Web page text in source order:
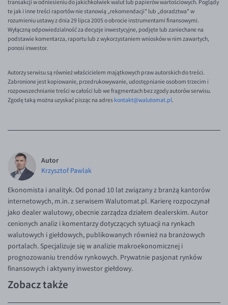
transakcji w odniesieniu do jakichkolwiek walut lub papierów wartościowych. Poglądy
te jak i inne treści raportów nie stanowią „rekomendacji" lub „doradztwa" w
rozumieniu ustawy z dnia 29 lipca 2005 o obrocie instrumentami finansowymi.
Wyłączną odpowiedzialność za decyzje inwestycyjne, podjęte lub zaniechane na
podstawie komentarza, raportu lub z wykorzystaniem wniosków w nim zawartych,
ponosi inwestor.
Autorzy serwisu są również właścicielem majątkowych praw autorskich do treści.
Zabronione jest kopiowanie, przedrukowywanie, udostępnianie osobom trzecim i
rozpowszechnianie treści w całości lub we fragmentach bez zgody autorów serwisu.
Zgodę taką można uzyskać pisząc na adres kontakt@walutomat.pl.
Autor
Krzysztof Pawlak
Ekonomista i analityk. Od ponad 10 lat związany z branżą kantorów
internetowych, m.in. z serwisem Walutomat.pl. Karierę rozpoczynał
jako dealer walutowy, obecnie zarządza działem dealerskim. Autor
cenionych analiz i komentarzy dotyczących sytuacji na rynkach
walutowych i giełdowych, publikowanych również na branżowych
portalach. Specjalizuje się w analizie makroekonomicznej i
prognozowaniu trendów rynkowych. Prywatnie pasjonat rynków
finansowych i aktywny inwestor giełdowy.
Zobacz także